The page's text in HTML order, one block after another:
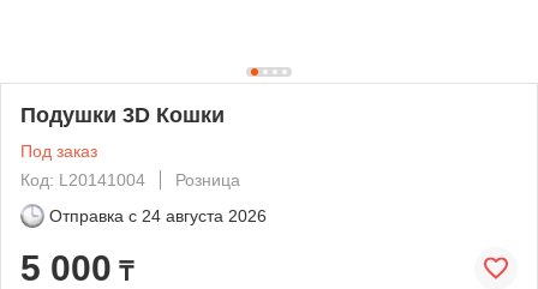
Подушки 3D Кошки
Под заказ
Код: L20141004
Розница
Отправка с 24 августа 2026
5 000 ₸